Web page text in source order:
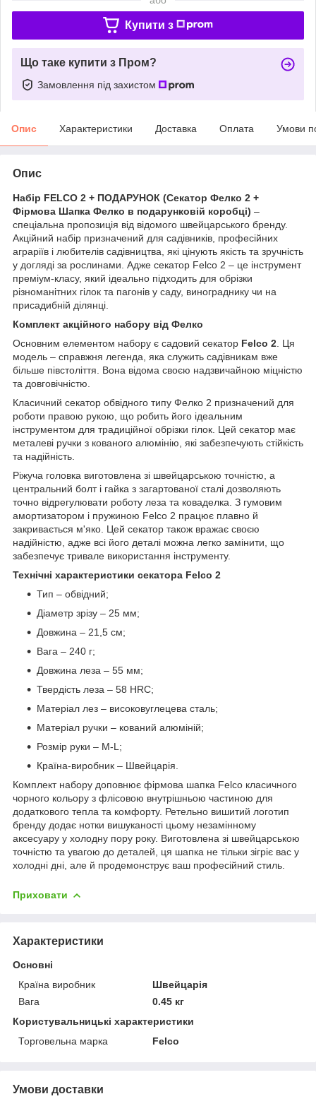
Купити з
Що таке купити з Пром?
Замовлення під захистом
Опис Характеристики Доставка Оплата Умови
Опис
Набір FELCO 2 + ПОДАРУНОК (Секатор Фелко 2 +
Фірмова Шапка Фелко в подарунковій коробці) –
спеціальна пропозиція від відомого швейцарського бренду.
Акційний набір призначений для садівників, професійних
аграріїв і любителів садівництва, які цінують якість та зручність
у догляді за рослинами. Адже секатор Felco 2 – це інструмент
преміум-класу, який ідеально підходить для обрізки
різноманітних гілок та пагонів у саду, винограднику чи на
присадибній ділянці.
Комплект акційного набору від Фелко
Основним елементом набору є садовий секатор Felco 2 . Ця
модель – справжня легенда, яка служить садівникам вже
більше півстоліття. Вона відома своєю надзвичайною міцністю
та довговічністю.
Класичний секатор обвідного типу Фелко 2 призначений для
роботи правою рукою, що робить його ідеальним
інструментом для традиційної обрізки гілок. Цей секатор має
металеві ручки з кованого алюмінію, які забезпечують стійкість
та надійність.
Ріжуча головка виготовлена зі швейцарською точністю, а
центральний болт і гайка з загартованої сталі дозволяють
точно відрегулювати роботу леза та коваделка. З гумовим
амортизатором і пружиною Felco 2 працює плавно й
закривається м'яко. Цей секатор також вражає своєю
надійністю, адже всі його деталі можна легко замінити, що
забезпечує тривале використання інструменту.
Технічні характеристики секатора Felco 2
Тип – обвідний;
Діаметр зрізу – 25 мм;
Довжина – 21,5 см;
Вага – 240 г;
Довжина леза – 55 мм;
Твердість леза – 58 HRC;
Матеріал лез – високовуглецева сталь;
Матеріал ручки – кований алюміній;
Розмір руки – M-L;
Країна-виробник – Швейцарія.
Комплект набору доповнює фірмова шапка Felco класичного
чорного кольору з флісовою внутрішньою частиною для
додаткового тепла та комфорту. Ретельно вишитий логотип
бренду додає нотки вишуканості цьому незамінному
аксесуару у холодну пору року. Виготовлена зі швейцарською
точністю та увагою до деталей, ця шапка не тільки зігріє вас у
холодні дні, але й продемонструє ваш професійний стиль.
Приховати
Характеристики
Основні
Країна виробник
Швейцарія
Вага
0.45 кг
Користувальницькі характеристики
Торговельна марка
Felco
Умови доставки